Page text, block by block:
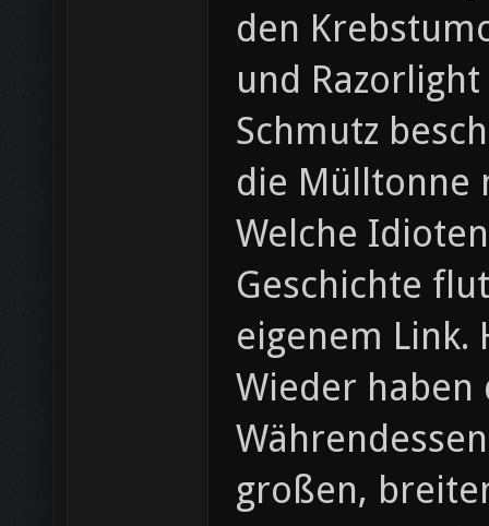
den
und
Schmutz
die Mülltonne
Welche
Geschichte
eigenem Link.
Wieder haben
großen,